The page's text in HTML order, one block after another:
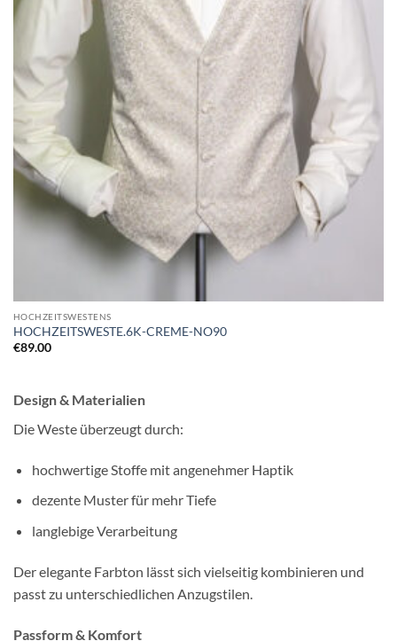
HOCHZEITSWESTENS
HOCHZEITSWESTE.6K-CREME-NO90
€89.00
Design & Materialien
Die Weste überzeugt durch:
hochwertige Stoffe mit angenehmer Haptik
dezente Muster für mehr Tiefe
langlebige Verarbeitung
Der elegante Farbton lässt sich vielseitig kombinieren und
passt zu unterschiedlichen Anzugstilen.
Passform & Komfort